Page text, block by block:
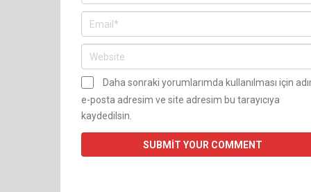
Daha sonraki yorumlarımda kullanılması için
e-posta adresim ve site adresim bu tarayıcıya
kaydedilsin.